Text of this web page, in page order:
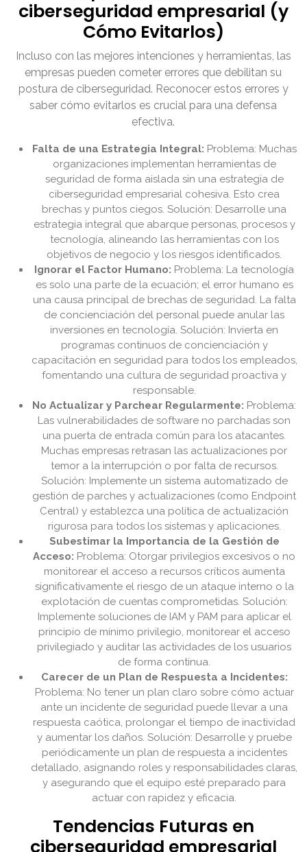
ciberseguridad empresarial (y
Cómo Evitarlos)
Incluso con las mejores intenciones y herramientas, las
empresas pueden cometer errores que debilitan su
postura de ciberseguridad. Reconocer estos errores y
saber cómo evitarlos es crucial para una defensa
efectiva.
Falta de una Estrategia Integral: Problema: Muchas
organizaciones implementan herramientas de
seguridad de forma aislada sin una estrategia de
ciberseguridad empresarial cohesiva. Esto crea
brechas y puntos ciegos. Solución: Desarrolle una
estrategia integral que abarque personas, procesos y
tecnología, alineando las herramientas con los
objetivos de negocio y los riesgos identificados.
Ignorar el Factor Humano: Problema: La tecnología
es solo una parte de la ecuación; el error humano es
una causa principal de brechas de seguridad. La falta
de concienciación del personal puede anular las
inversiones en tecnología. Solución: Invierta en
programas continuos de concienciación y
capacitación en seguridad para todos los empleados,
fomentando una cultura de seguridad proactiva y
responsable.
No Actualizar y Parchear Regularmente: Problema:
Las vulnerabilidades de software no parchadas son
una puerta de entrada común para los atacantes.
Muchas empresas retrasan las actualizaciones por
temor a la interrupción o por falta de recursos.
Solución: Implemente un sistema automatizado de
gestión de parches y actualizaciones (como Endpoint
Central) y establezca una política de actualización
rigurosa para todos los sistemas y aplicaciones.
Subestimar la Importancia de la Gestión de
Acceso: Problema: Otorgar privilegios excesivos o no
monitorear el acceso a recursos críticos aumenta
significativamente el riesgo de un ataque interno o la
explotación de cuentas comprometidas. Solución:
Implemente soluciones de IAM y PAM para aplicar el
principio de mínimo privilegio, monitorear el acceso
privilegiado y auditar las actividades de los usuarios
de forma continua.
Carecer de un Plan de Respuesta a Incidentes:
Problema: No tener un plan claro sobre cómo actuar
ante un incidente de seguridad puede llevar a una
respuesta caótica, prolongar el tiempo de inactividad
y aumentar los daños. Solución: Desarrolle y pruebe
periódicamente un plan de respuesta a incidentes
detallado, asignando roles y responsabilidades claras,
y asegurando que el equipo esté preparado para
actuar con rapidez y eficacia.
Tendencias Futuras en
ciberseguridad empresarial